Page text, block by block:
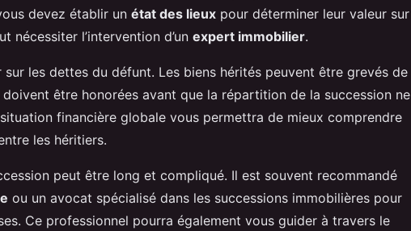
devez établir un état des lieux pour déterminer leur valeur sur
nécessiter l’intervention d’un expert immobilier.
sur les dettes du défunt. Les biens hérités peuvent être grevés de
être honorées avant que la répartition de la succession ne
financière globale vous permettra de mieux comprendre
les héritiers.
peut être long et compliqué. Il est souvent recommandé
ou un avocat spécialisé dans les successions immobilières pour
Ce professionnel pourra également vous guider à travers le